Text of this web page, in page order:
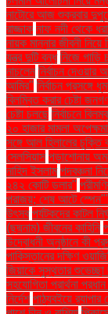
নাটোরে আজ শুক্রবার
রাজ্জাক নাফ নদী থেকে
নায়ক মান্নার জীবনী নিয়ে
যন্ত্র দুটি বন্ধ নিজে গাড়ি
নাচলেন নির্বাচন
আমির" নির্বাচন প্রসঙ্গে
বিলম্বিত করার চেষ্টা
চেষ্টা চলছে নির্বাচনে
২০ হাজার মামলা
সঙ্গে আল হিলালের চুক্তি
সেলসিয়াস পড়াশোনায়
নাহিদ ইসলাম পদবঞ্চনা
২৪২ কোটি ডলার"
পরাজয়; শেষ আটে
উৎসব পর্যটকদের কাটল
(ছদ্মনাম) জীবনের কাহিনি
উদ্বোধনী অনুষ্ঠানে কী
পাকিস্তানের দক্ষিণ
জিয়াকে সুস্থতার শুভেচ্ছা
সহযোগিতা প্রার্থনা প্রধান
নির্দেশ পাঠ্যবইয়ে র‍্যাপার